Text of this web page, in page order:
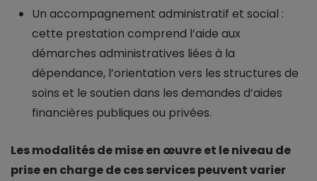
Un accompagnement administratif et social :
cette prestation comprend l’aide aux
démarches administratives liées à la
dépendance, l’orientation vers les structures de
soins et le soutien dans les demandes d’aides
financières publiques ou privées.
Les modalités de mise en œuvre et le niveau de
prise en charge de ces services peuvent varier